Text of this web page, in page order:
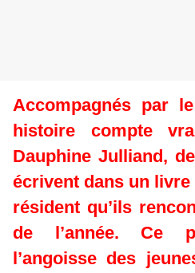
Accompagnés par
histoire compte
Dauphine Julliand,
écrivent dans un livre
résident qu’ils
de l’année. Ce
l’angoisse des